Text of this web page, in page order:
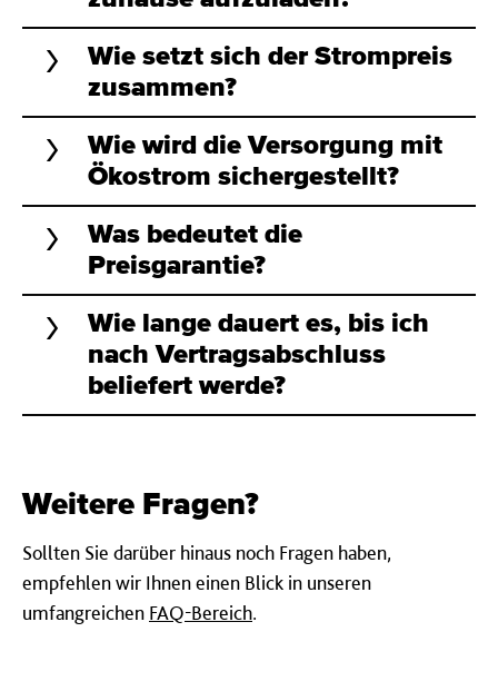
Wie setzt sich der Strompreis
zusammen?
Wie wird die Versorgung mit
Ökostrom sichergestellt?
Was bedeutet die
Preisgarantie?
Wie lange dauert es, bis ich
nach Vertragsabschluss
beliefert werde?
Weitere Fragen?
Sollten Sie darüber hinaus noch Fragen haben,
empfehlen wir Ihnen einen Blick in unseren
umfangreichen FAQ-Bereich.